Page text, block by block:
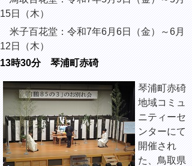
15日（木）
米子百花堂：令和7年6月6日（金）～6月
12日（木）
13時30分 琴浦町赤碕
琴浦町赤碕
地域コミュ
ニティーセ
ンターにて
開催され
た、鳥取県